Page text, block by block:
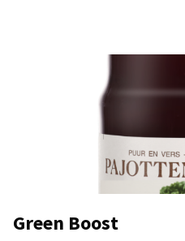
Green Boost